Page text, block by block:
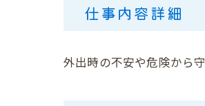
仕事内容詳細
外出時の不安や危険から